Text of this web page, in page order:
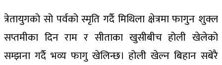
त्रेतायुगको सो पर्वको स्मृति गर्दै मिथिला क्षेत्रमा फागुन शुक्ल
सप्तमीका दिन राम र सीताका खुसीबीच होली खेलेको
सम्झना गर्दै भव्य फागु खेलिन्छ। होली खेल्न बिहान सबेरै